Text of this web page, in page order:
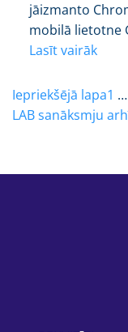
jāizmanto
mobilā lietotne
Lasīt vairāk
Iepriekšējā lapa1 …
LAB sanāksmju